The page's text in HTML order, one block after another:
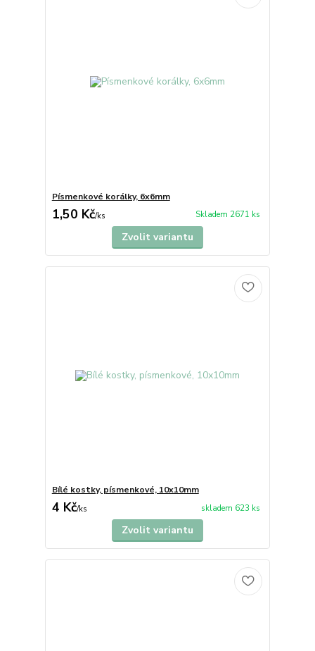
Písmenkové korálky, 6x6mm
1,50 Kč/ks Skladem 2671 ks
Zvolit variantu
Bílé kostky, písmenkové, 10x10mm
4 Kč/ks skladem 623 ks
Zvolit variantu